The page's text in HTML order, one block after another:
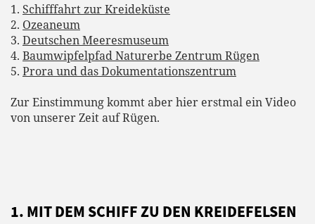
1. Schifffahrt zur Kreideküste
2. Ozeaneum
3. Deutschen Meeresmuseum
4. Baumwipfelpfad Naturerbe Zentrum Rügen
5. Prora und das Dokumentationszentrum
Zur Einstimmung kommt aber hier erstmal ein Video
von unserer Zeit auf Rügen.
1. MIT DEM SCHIFF ZU DEN KREIDEFELSEN